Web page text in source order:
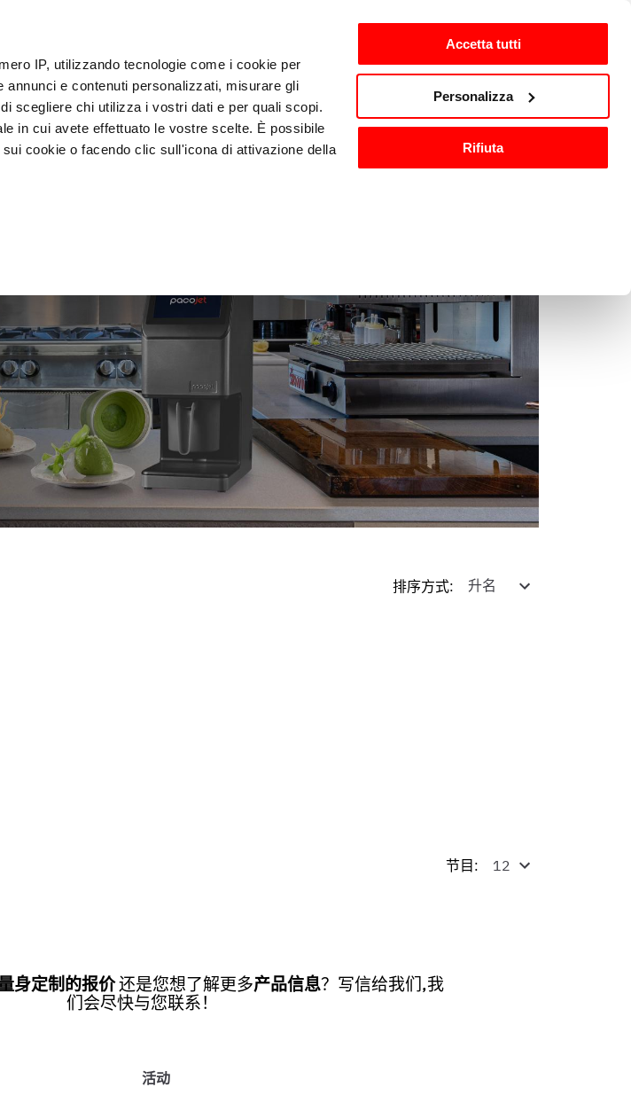
IP, utilizzando tecnologie come i cookie per
e contenuti personalizzati, misurare gli
scegliere chi utilizza i vostri dati e per quali scopi.
in cui avete effettuato le vostre scelte. È possibile
cookie o facendo clic sull'icona di attivazione della
specifiche (impronte digitali).
personalizzare contenuti ed annunci, per fornire
sul modo in cui l’utente utilizza il nostro
i quali potrebbero combinarle con altre
Accetta tutti
Personalizza
Rifiuta
客户 zh-CN
器 食陈列 洗与消毒 其他厨房设备
排序方式:
节目:
身定制的报价还是您想了解更多产品信息？写信给我们,我
们会尽快与您联系！
活动